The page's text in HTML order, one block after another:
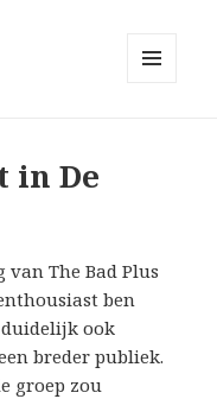
in De
The Bad Plus
ben
duidelijk ook
breder publiek.
groep zou